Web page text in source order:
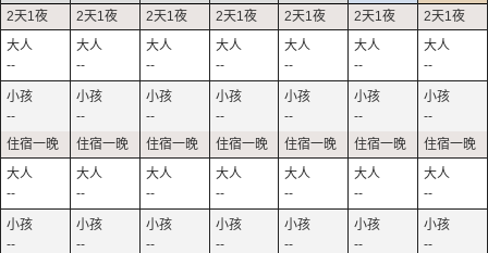
--
--
--
--
--
--
--
--
--
--
--
--
--
--
--
--
--
--
--
--
--
--
--
--
--
--
--
--